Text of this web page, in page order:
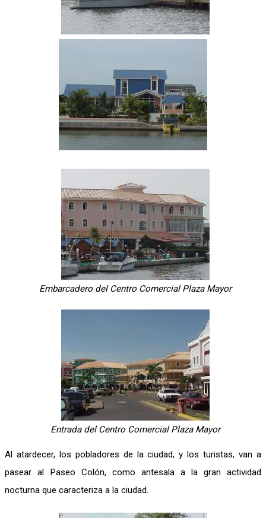
Embarcadero del Centro Comercial Plaza Mayor
Entrada del Centro Comercial Plaza Mayor
Al atardecer, los pobladores de la ciudad, y los turistas, van a
pasear al Paseo Colón, como antesala a la gran actividad
nocturna que caracteriza a la ciudad.